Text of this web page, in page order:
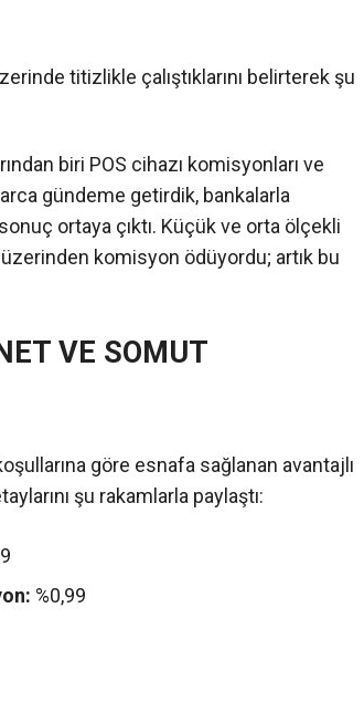
titizlikle çalıştıklarını belirterek şu
biri POS cihazı komisyonları ve
gündeme getirdik, bankalarla
ortaya çıktı. Küçük ve orta ölçekli
komisyon ödüyordu; artık bu
VE SOMUT
göre esnafa sağlanan avantajlı
şu rakamlarla paylaştı:
%0,99